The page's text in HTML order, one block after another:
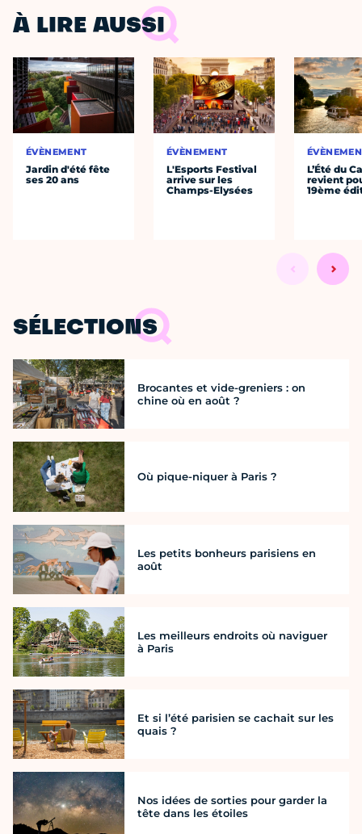
À LIRE AUSSI
ÉVÈNEMENT
Jardin d'été fête
ses 20 ans
ÉVÈNEMENT
L'Esports Festival
arrive sur les
Champs-Elysées
L’Été du
revient
19ème
SÉLECTIONS
Brocantes et vide-greniers : on
chine où en août ?
Où pique-niquer à Paris ?
Les petits bonheurs parisiens en
août
Les meilleurs endroits où naviguer
à Paris
Et si l’été parisien se cachait sur les
quais ?
Nos idées de sorties pour garder la
tête dans les étoiles